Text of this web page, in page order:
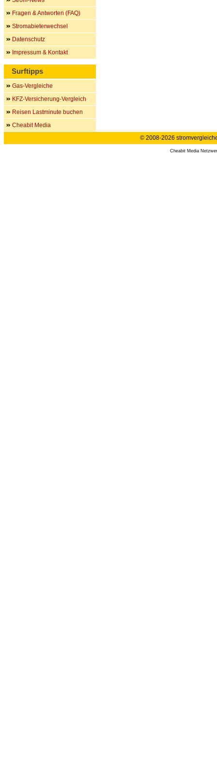
Fragen & Antworten (FAQ)
Stromabieterwechsel
Datenschutz
Impressum & Kontakt
Surftipps
Gas-Vergleiche
KFZ-Versicherung-Vergleich
Reisen Lastminute buchen
Cheabit Media
© 2008-2026
Cheabit Media